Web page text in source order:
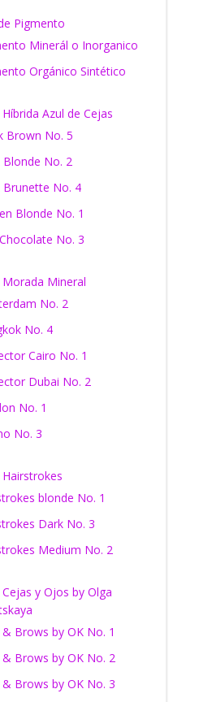
Pigmento
Minerál o Inorganico
Orgánico Sintético
Azul de Cejas
Brown No. 5
Blonde No. 2
Brunette No. 4
Blonde No. 1
No. 3
Morada Mineral
No. 2
No. 4
Cairo No. 1
Dubai No. 2
No. 1
No. 3
Hairstrokes
blonde No. 1
Dark No. 3
Medium No. 2
y Ojos by Olga
& Brows by OK No. 1
& Brows by OK No. 2
& Brows by OK No. 3